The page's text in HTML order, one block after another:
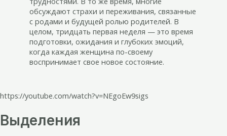
обсуждают страхи и переживания, связанные
с родами и будущей ролью родителей. В
целом, тридцать первая неделя — это время
подготовки, ожидания и глубоких эмоций,
когда каждая женщина по-своему
воспринимает свое новое состояние.
https://youtube.com/watch?v=NEgoEw9sigs
Выделения